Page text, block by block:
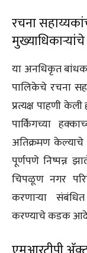
रचना
या अनधिकृत
पालिकेचे रचना
प्रत्यक्ष पाहणी
पार्किंगच्या
अतिक्रमण केल्याचे
पूर्णपणे निष्पन्न
चिपळूण नगर
करणाऱ्या
करण्याचे कडक